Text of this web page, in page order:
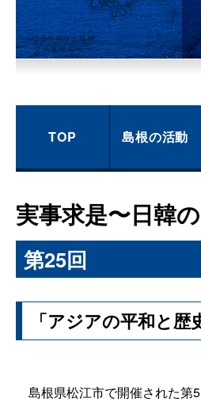
TOP 島根の活動
実事求是〜日韓
第25回
「アジアの平和と
島根県松江市で開催された第